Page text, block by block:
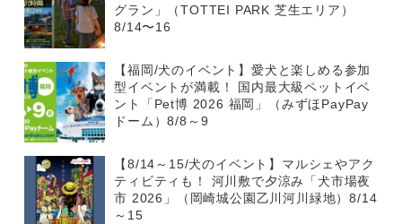
グラン」（TOTTEI PARK 芝生エリア）
8/14〜16
【福岡/犬のイベント】愛犬と楽しめる参加
型イベントが満載！ 国内最大級ペットイベ
ント「Pet博 2026 福岡」（みずほPayPay
ドーム）8/8～9
【8/14～15/犬のイベント】マルシェやアク
ティビティも！ 河川敷で夕涼み「犬市場夜
市 2026」（岡崎城公園乙川河川緑地）8/14
～15